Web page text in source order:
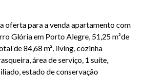
oferta para a venda apartamento com
Glória em Porto Alegre, 51,25 m²de
de 84,68 m², living, cozinha
área de serviço, 1 suíte,
estado de conservação